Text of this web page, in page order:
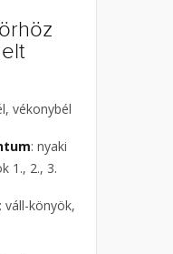
vékonybél
: nyaki
1., 2., 3.
: váll-könyök,